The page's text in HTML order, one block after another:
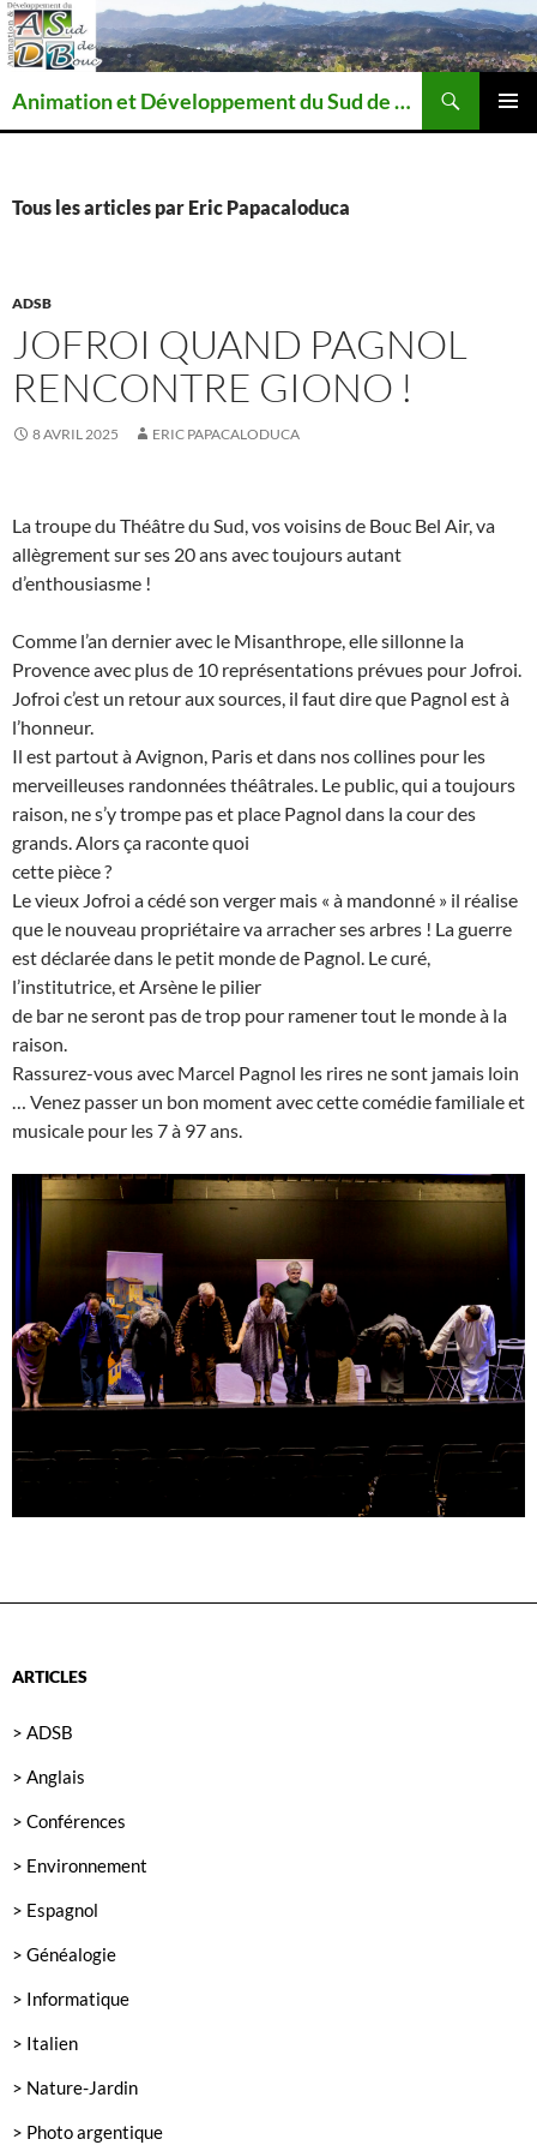
Animation et Développement du Sud de Bouc
MENU
Tous les articles par Eric Papacaloduca
ADSB
JOFROI QUAND PAGNOL
RENCONTRE GIONO !
8 AVRIL 2025 ERIC PAPACALODUCA
La troupe du Théâtre du Sud, vos voisins de Bouc Bel Air, va
allègrement sur ses 20 ans avec toujours autant
d’enthousiasme !
Comme l’an dernier avec le Misanthrope, elle sillonne la
Provence avec plus de 10 représentations prévues pour Jofroi.
Jofroi c’est un retour aux sources, il faut dire que Pagnol est à
l’honneur.
Il est partout à Avignon, Paris et dans nos collines pour les
merveilleuses randonnées théâtrales. Le public, qui a toujours
raison, ne s’y trompe pas et place Pagnol dans la cour des
grands. Alors ça raconte quoi
cette pièce ?
Le vieux Jofroi a cédé son verger mais « à mandonné » il réalise
que le nouveau propriétaire va arracher ses arbres ! La guerre
est déclarée dans le petit monde de Pagnol. Le curé,
l’institutrice, et Arsène le pilier
de bar ne seront pas de trop pour ramener tout le monde à la
raison.
Rassurez-vous avec Marcel Pagnol les rires ne sont jamais loin
… Venez passer un bon moment avec cette comédie familiale et
musicale pour les 7 à 97 ans.
ARTICLES
> ADSB
> Anglais
> Conférences
> Environnement
> Espagnol
> Généalogie
> Informatique
> Italien
> Nature-Jardin
> Photo argentique